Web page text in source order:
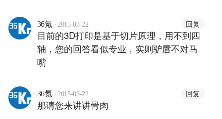
36氪 · 2015-03-22 回复
目前的3D打印是基于切片原理，用不到四
轴，您的回答看似专业，实则驴唇不对马
嘴
36氪 · 2015-03-22 回复
那请您来讲讲骨肉